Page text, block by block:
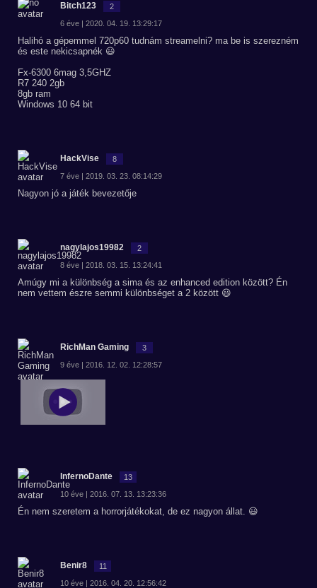
Bitch123 2
6 éve | 2020. 04. 19. 13:29:17
Halihó a gépemmel 720p60 tudnám streamelni? ma be is szerezném
és este nekicsapnék 😃
Fx-6300 6mag 3,5GHZ
R7 240 2gb
8gb ram
Windows 10 64 bit
HackVise 8
7 éve | 2019. 03. 23. 08:14:29
Nagyon jó a játék bevezetője
nagylajos19982 2
8 éve | 2018. 03. 15. 13:24:41
Amúgy mi a különbség a sima és az enhanced edition között? Én
nem vettem észre semmi különbséget a 2 között 😃
RichMan Gaming 3
9 éve | 2016. 12. 02. 12:28:57
InfernoDante 13
10 éve | 2016. 07. 13. 13:23:36
Én nem szeretem a horrorjátékokat, de ez nagyon állat. 😃
Benir8 11
10 éve | 2016. 04. 20. 12:56:42